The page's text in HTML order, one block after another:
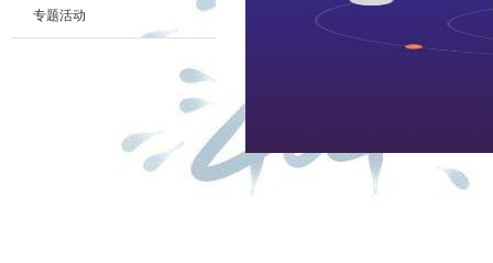
专题活动